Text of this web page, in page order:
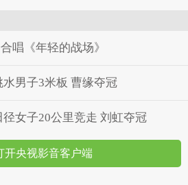
唱《年轻的战场》
男子3米板 曹缘夺冠
女子20公里竞走 刘虹夺冠
开央视影音客户端